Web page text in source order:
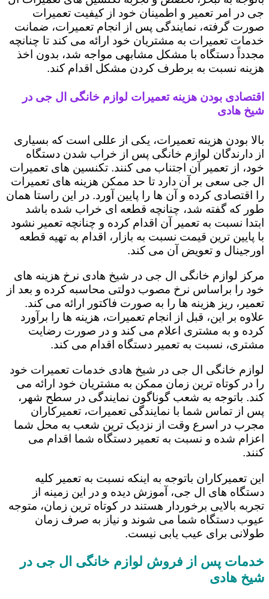
جی در امر تعمیر و اطمینان خود از کیفیت تعمیرات
صورت گرفته، نمایندگی پس از انجام تعمیرات، ضمانت
خدمات تعمیرات به مشتریان خود ارائه می کند تا چنانچه
مجدداً دستگاه با مشکل مشابهی مواجه شد، بدون اخذ
هزینه نسبت به برطرف کردن مشکل اقدام کند.
اقتصادی بودن هزینه تعمیرات لوازم خانگی ال جی در
شیخ هادی
بالا بودن هزینه تعمیرات، یکی از عللی است که بسیاری
از دارندگان لوازم خانگی پس از خراب شدن دستگاه
خود، از تعمیر آن اجتناب می کنند. تکنسین های تعمیرات
ال جی سعی بر آن دارد تا حد ممکن هزینه های تعمیرات
را اقتصادی کرده و آن ها را پایین آورد. در این راستا همان
طور که گفته شد، چنانچه قطعه ای خراب شده باشد
ابتدا نسبت به تعمیر آن اقدام کرده و چنانچه تعمیر نشود
با پایین ترین قیمت نسبت به بازار، اقدام به تهیه قطعه
اورجینال و تعویض آن می کند.
مرکز لوازم خانگی ال جی در شیخ هادی نرخ هزینه های
خود را براساس نرخ مصوب دولتی محاسبه کرده و بعد از
تعمیر، ریز هزینه ها را به صورت فاکتور ارائه می کند.
علاوه بر این، قبل از انجام تعمیرات، هزینه ها را برآورد
کرده و به مشتری اعلام می کند و در صورت رضایت
مشتری، نسبت به تعمیر دستگاه اقدام می کند.
لوازم خانگی ال جی در شیخ هادی خدمات تعمیرات خود
را در کوتاه ترین زمان ممکن به مشتریان خود ارائه می
کند. باتوجه به شعب گوناگون نمایندگی در سطح شهر،
پس از تماس شما با نمایندگی تعمیرات، تعمیرکاران
مجرب در اسرع وقت از نزدیک ترین شعب به محل شما
اعزام شده و نسبت به تعمیر دستگاه شما اقدام می
کنند.
این تعمیرکاران باتوجه به اینکه نسبت به تعمیر کلیه
دستگاه های ال جی، آموزش دیده و در این زمینه از
تجربه بالایی برخوردار هستند در کوتاه ترین زمان، متوجه
عیوب دستگاه شما می شوند و نیاز به صرف زمان
طولانی برای عیب یابی نیست.
خدمات پس از فروش لوازم خانگی ال جی در
شیخ هادی